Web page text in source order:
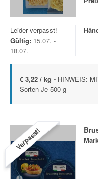
Leider verpasst!
Gültig: 15.07. -
18.07.
€ 3,22 / kg - HINWEIS:
Sorten Je 500 g
Verpasst!